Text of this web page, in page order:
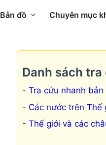
Bản đồ Chuyên mục
Danh sách tra
Tra cứu nhanh
Các nước trên Thế
Thế giới và các